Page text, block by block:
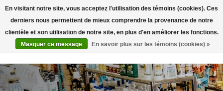
Rechercher
En visitant notre site, vous acceptez l'utilisation des témoins (cookies). Ces
derniers nous permettent de mieux comprendre la provenance de notre
clientèle et son utilisation de notre site, en plus d'en améliorer les fonctions.
Masquer ce message
En savoir plus sur les témoins (cookies) »